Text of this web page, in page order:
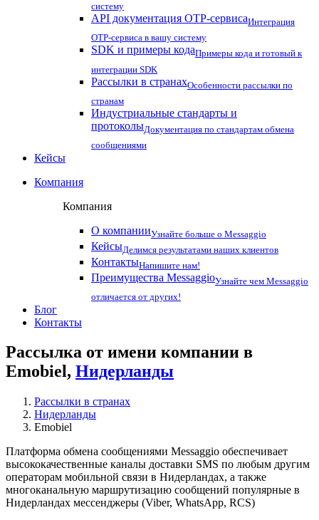
систему
API документация OTP-сервисаИнтеграция
OTP-сервиса в вашу систему
SDK и примеры кодаПримеры кода и готовый к
интеграции SDK
Рассылки в странахОсобенности рассылки по
странам
Индустриальные стандарты и
протоколыДокументация по стандартам обмена
сообщениями
Кейсы
Компания
Компания
О компанииУзнайте больше о Messaggio
КейсыДелимся результатами наших клиентов
КонтактыНапишите нам!
Преимущества MessaggioУзнайте чем Messaggio
отличается от других!
Блог
Контакты
Рассылка от имени компании в
Emobiel, Нидерланды
Рассылки в странах
Нидерланды
Emobiel
Платформа обмена сообщениями Messaggio обеспечивает
высококачественные каналы доставки SMS по любым другим
операторам мобильной связи в Нидерландах, а также
многоканальную маршрутизацию сообщений популярные в
Нидерландах мессенджеры (Viber, WhatsApp, RCS)